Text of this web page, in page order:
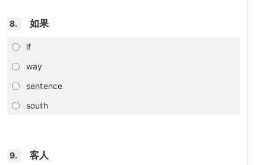
8. 如果
if
way
sentence
south
9. 客人